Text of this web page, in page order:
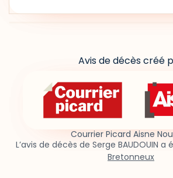
Avis de décès créé
Courrier Picard Aisne
L’avis de décès de Serge BAUDOUIN a
Bretonneux